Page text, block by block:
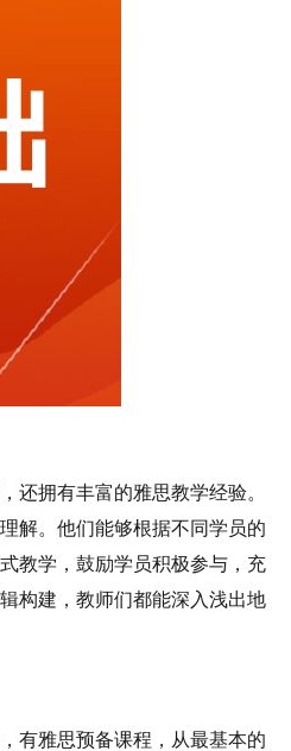
还拥有丰富的雅思教学经验。
解。他们能够根据不同学员的
教学，鼓励学员积极参与，充
构建，教师们都能深入浅出地
有雅思预备课程，从最基本的